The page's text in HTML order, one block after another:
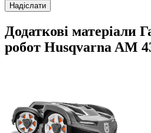
Надіслати
Додаткові матеріали
робот Husqvarna AM